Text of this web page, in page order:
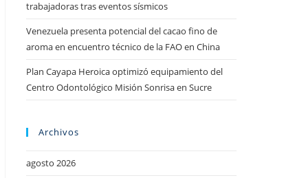
trabajadoras tras eventos sísmicos
Venezuela presenta potencial del cacao fino de
aroma en encuentro técnico de la FAO en China
Plan Cayapa Heroica optimizó equipamiento del
Centro Odontológico Misión Sonrisa en Sucre
Archivos
agosto 2026